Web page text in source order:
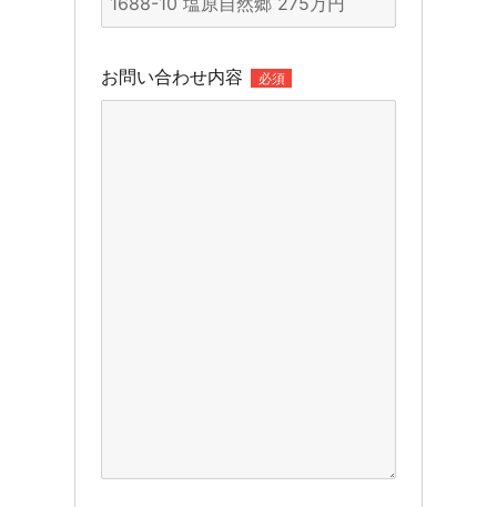
お問い合わせ内容 必須